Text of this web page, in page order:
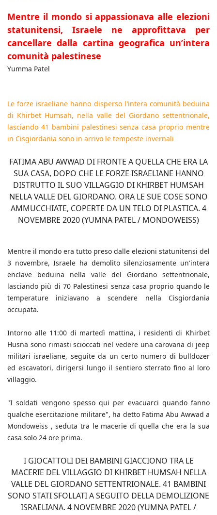
Mentre il mondo si appassionava alle elezioni
statunitensi, Israele ne approfittava per
cancellare dalla cartina geografica un’intera
comunità palestinese
Yumma Patel
Le forze israeliane hanno disperso l'intera comunità beduina
di Khirbet Humsah, nella valle del Giordano settentrionale,
lasciando 41 bambini palestinesi senza casa proprio mentre
in Cisgiordania sono in arrivo le tempeste invernali
FATIMA ABU AWWAD DI FRONTE A QUELLA CHE ERA LA
SUA CASA, DOPO CHE LE FORZE ISRAELIANE HANNO
DISTRUTTO IL SUO VILLAGGIO DI KHIRBET HUMSAH
NELLA VALLE DEL GIORDANO. ORA LE SUE COSE SONO
AMMUCCHIATE, COPERTE DA UN TELO DI PLASTICA. 4
NOVEMBRE 2020 (YUMNA PATEL / MONDOWEISS)
Mentre il mondo era tutto preso dalle elezioni statunitensi del
3 novembre, Israele ha demolito silenziosamente un'intera
enclave beduina nella valle del Giordano settentrionale,
lasciando più di 70 Palestinesi senza casa proprio quando le
temperature iniziavano a scendere nella Cisgiordania
occupata.
Intorno alle 11:00 di martedì mattina, i residenti di Khirbet
Husna sono rimasti scioccati nel vedere una carovana di jeep
militari israeliane, seguite da un certo numero di bulldozer
ed escavatori, dirigersi lungo il sentiero sterrato fino al loro
villaggio.
"I soldati vengono spesso qui per evacuarci quando fanno
qualche esercitazione militare", ha detto Fatima Abu Awwad a
Mondoweiss , seduta tra le macerie di quella che era la sua
casa solo 24 ore prima.
I GIOCATTOLI DEI BAMBINI GIACCIONO TRA LE
MACERIE DEL VILLAGGIO DI KHIRBET HUMSAH NELLA
VALLE DEL GIORDANO SETTENTRIONALE. 41 BAMBINI
SONO STATI SFOLLATI A SEGUITO DELLA DEMOLIZIONE
ISRAELIANA. 4 NOVEMBRE 2020 (YUMNA PATEL /